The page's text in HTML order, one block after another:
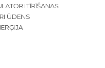
TĪRĪŠANAS
ŪDENS